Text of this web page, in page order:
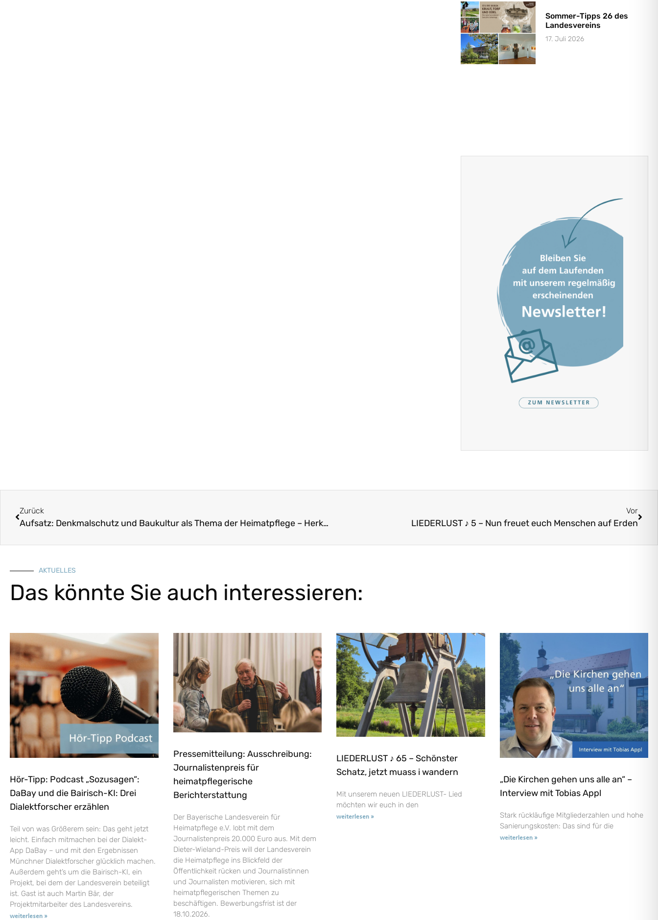
Sommer-Tipps 26 des
Landesvereins
17. Juli 2026
Zurück
Aufsatz: Denkmalschutz und Baukultur als Thema der Heimatpflege – Herkunft und Zukunft
Vor
LIEDERLUST ♪ 5 – Nun freuet euch Menschen auf Erden
AKTUELLES
Das könnte Sie auch interessieren:
Hör-Tipp: Podcast „Sozusagen“:
DaBay und die Bairisch-KI: Drei
Dialektforscher erzählen
Teil von was Größerem sein: Das geht jetzt
leicht. Einfach mitmachen bei der Dialekt-
App DaBay – und mit den Ergebnissen
Münchner Dialektforscher glücklich machen.
Außerdem geht’s um die Bairisch-KI, ein
Projekt, bei dem der Landesverein beteiligt
ist. Gast ist auch Martin Bär, der
Projektmitarbeiter des Landesvereins.
weiterlesen »
Pressemitteilung: Ausschreibung:
Journalistenpreis für
heimatpflegerische
Berichterstattung
Der Bayerische Landesverein für
Heimatpflege e.V. lobt mit dem
Journalistenpreis 20.000 Euro aus. Mit dem
Dieter-Wieland-Preis will der Landesverein
die Heimatpflege ins Blickfeld der
Öffentlichkeit rücken und Journalistinnen
und Journalisten motivieren, sich mit
heimatpflegerischen Themen zu
beschäftigen. Bewerbungsfrist ist der
18.10.2026.
LIEDERLUST ♪ 65 – Schönster
Schatz, jetzt muass i wandern
Mit unserem neuen LIEDERLUST- Lied
möchten wir euch in den
weiterlesen »
„Die Kirchen gehen uns alle an“ –
Interview mit Tobias Appl
Stark rückläufige Mitgliederzahlen und hohe
Sanierungskosten: Das sind für die
weiterlesen »